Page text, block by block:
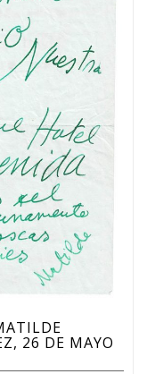
26 DE MAYO